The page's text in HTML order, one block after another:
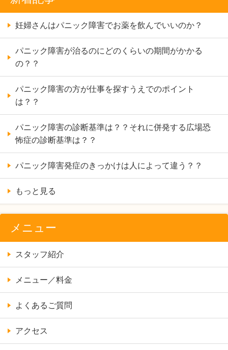
妊婦さんはパニック障害でお薬を飲んでいいのか？
パニック障害が治るのにどのくらいの期間がかかる
の？？
パニック障害の方が仕事を探すうえでのポイント
は？？
パニック障害の診断基準は？？それに併発する広場恐
怖症の診断基準は？？
パニック障害発症のきっかけは人によって違う？？
もっと見る
メニュー
スタッフ紹介
メニュー／料金
よくあるご質問
アクセス